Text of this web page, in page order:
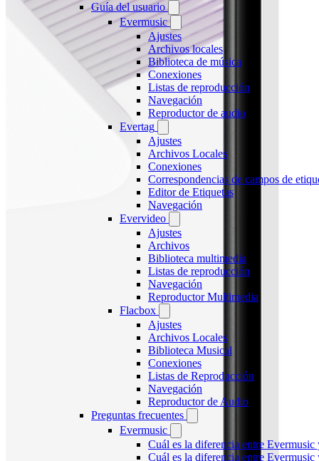
Guía del usuario
Evermusic
Ajustes
Archivos locales
Biblioteca de música
Conexiones
Listas de reproducción
Navegación
Reproductor de audio
Evertag
Ajustes
Archivos Locales
Conexiones
Correspondencias de campos de
Editor de Etiquetas
Navegación
Evervideo
Ajustes
Archivos
Biblioteca multimedia
Listas de reproducción
Navegación
Reproductor Multimedia
Flacbox
Ajustes
Archivos Locales
Biblioteca Musical
Conexiones
Listas de Reproducción
Navegación
Reproductor de Audio
Preguntas frecuentes
Evermusic
Cuál es la diferencia entre
Cuál es la diferencia entre